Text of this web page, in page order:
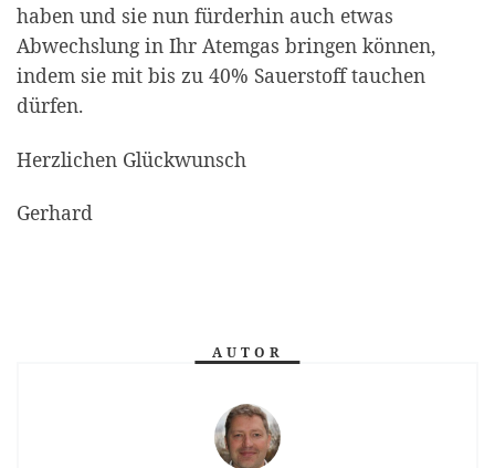
haben und sie nun fürderhin auch etwas
Abwechslung in Ihr Atemgas bringen können,
indem sie mit bis zu 40% Sauerstoff tauchen
dürfen.
Herzlichen Glückwunsch
Gerhard
AUTOR